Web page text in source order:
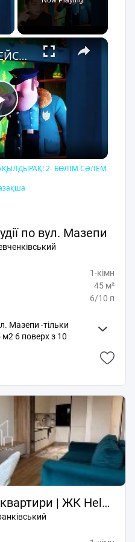
послуги Код:
- із задоволенням
×
Play
Video
МНА ПОЛИЦЕЙСКИЙ МЕНЕН АҚЫЛДЫРАҚ! 2- БӨЛІМ СӘЛЕМ КӨРШІ! HELLO NEIGHBOUR 2 қазақша
2- БӨЛІМ СӘЛЕМ
по вул. Мазепи
1-кімн
45 м²
6/10 п
Мазепи -тільки
6 поверх з 10
Оренда 1-кімнатної квартири | ЖК Helga | вул. Княгині Ольги | Перша здача